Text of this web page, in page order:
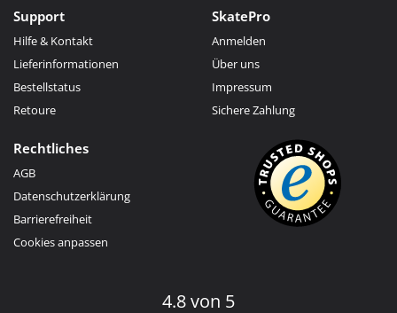
Support
Hilfe & Kontakt
Lieferinformationen
Bestellstatus
Retoure
SkatePro
Anmelden
Über uns
Impressum
Sichere Zahlung
Rechtliches
AGB
Datenschutzerklärung
Barrierefreiheit
Cookies anpassen
4.8 von 5